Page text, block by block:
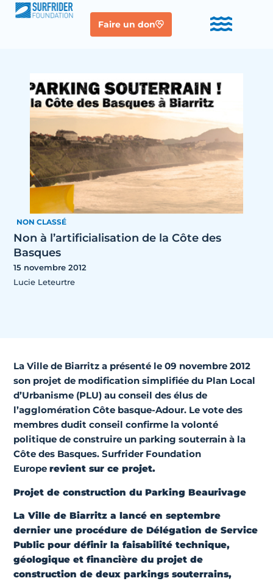
Faire un don
NON CLASSÉ
Non à l’artificialisation de la Côte des
Basques
15 novembre 2012
Lucie Leteurtre
La Ville de Biarritz a présenté le 09 novembre 2012
son projet de modification simplifiée du Plan Local
d’Urbanisme (PLU) au conseil des élus de
l’agglomération Côte basque-Adour. Le vote des
membres dudit conseil confirme la volonté
politique de construire un parking souterrain à la
Côte des Basques.Surfrider Foundation
Europe revient sur ce projet.
Projet de construction du Parking Beaurivage
La Ville de Biarritz a lancé en septembre
dernier une procédure de Délégation de Service
Public pour définir la faisabilité technique,
géologique et financière du projet de
construction de deux parkings souterrains,